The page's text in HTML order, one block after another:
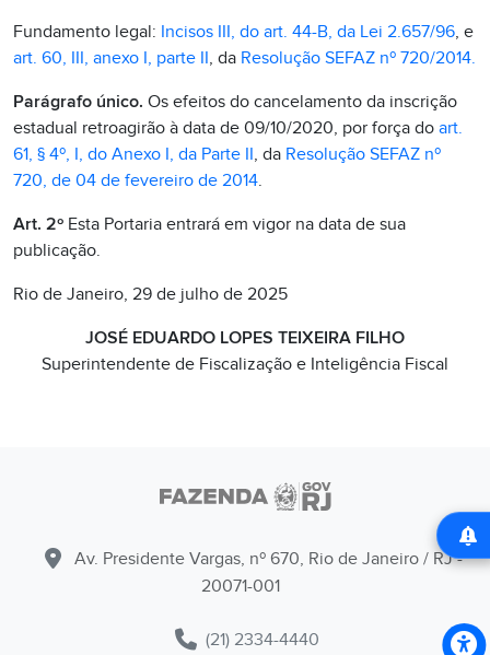
Fundamento legal: Incisos III, do art. 44-B, da Lei 2.657/96, e
art. 60, III, anexo I, parte II, da Resolução SEFAZ nº 720/2014.
Parágrafo único. Os efeitos do cancelamento da inscrição
estadual retroagirão à data de 09/10/2020, por força do art.
61, § 4º, I, do Anexo I, da Parte II, da Resolução SEFAZ nº
720, de 04 de fevereiro de 2014.
Art. 2º Esta Portaria entrará em vigor na data de sua
publicação.
Rio de Janeiro, 29 de julho de 2025
JOSÉ EDUARDO LOPES TEIXEIRA FILHO
Superintendente de Fiscalização e Inteligência Fiscal
Av. Presidente Vargas, nº 670, Rio de Janeiro / RJ -
20071-001
(21) 2334-4440